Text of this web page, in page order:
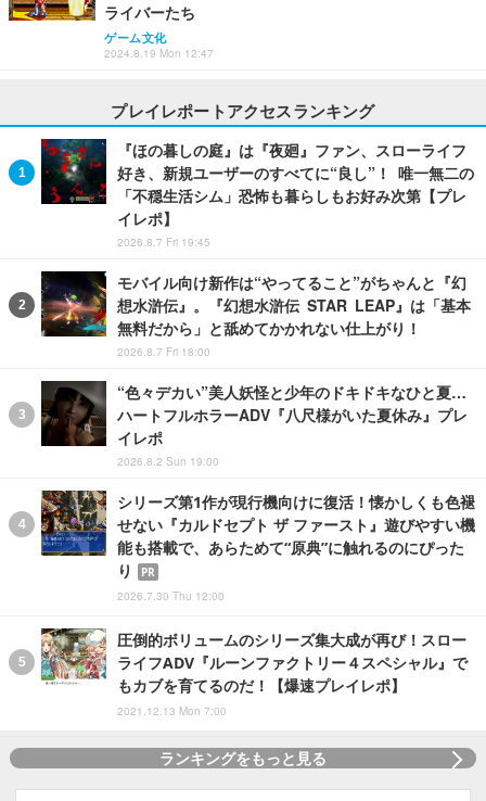
ライバーたち
ゲーム文化
2024.8.19 Mon 12:47
プレイレポートアクセスランキング
『ほの暮しの庭』は『夜廻』ファン、スローライフ
好き、新規ユーザーのすべてに“良し”！ 唯一無二の
「不穏生活シム」恐怖も暮らしもお好み次第【プレ
イレポ】
2026.8.7 Fri 19:45
モバイル向け新作は“やってること”がちゃんと『幻
想水滸伝』。『幻想水滸伝 STAR LEAP』は「基本
無料だから」と舐めてかかれない仕上がり！
2026.8.7 Fri 18:00
“色々デカい”美人妖怪と少年のドキドキなひと夏…
ハートフルホラーADV『八尺様がいた夏休み』プレ
イレポ
2026.8.2 Sun 19:00
シリーズ第1作が現行機向けに復活！懐かしくも色褪
せない『カルドセプト ザ ファースト』遊びやすい機
能も搭載で、あらためて“原典”に触れるのにぴった
り
PR
2026.7.30 Thu 12:00
圧倒的ボリュームのシリーズ集大成が再び！スロー
ライフADV『ルーンファクトリー４スペシャル』で
もカブを育てるのだ！【爆速プレイレポ】
2021.12.13 Mon 7:00
ランキングをもっと見る